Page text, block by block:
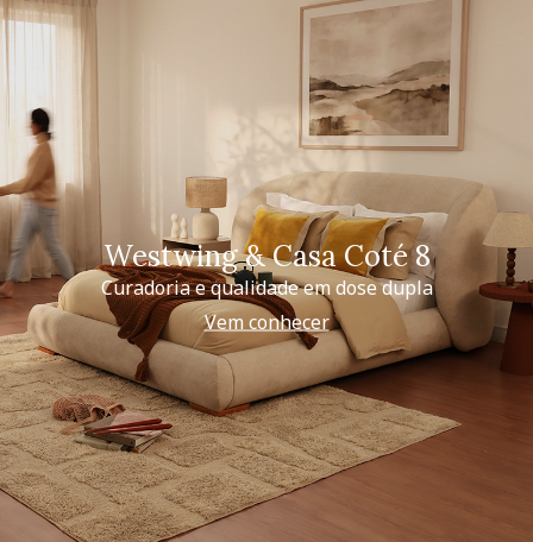
Westwing & Casa Coté 8
Curadoria e qualidade em dose dupla
Vem conhecer